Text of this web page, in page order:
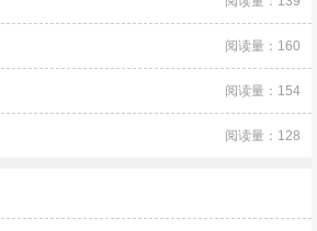
阅读量：160
阅读量：154
阅读量：128